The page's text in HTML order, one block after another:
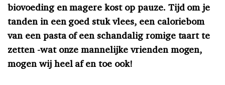
biovoeding en magere kost op pauze. Tijd om je
tanden in een goed stuk vlees, een caloriebom
van een pasta of een schandalig romige taart te
zetten -wat onze mannelijke vrienden mogen,
mogen wij heel af en toe ook!